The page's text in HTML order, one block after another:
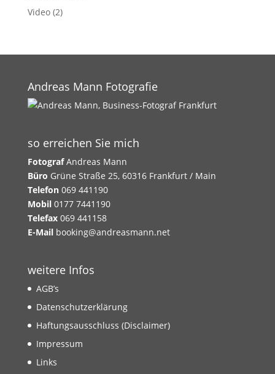
Video(2)
Andreas Mann Fotografie
so erreichen Sie mich
FotografAndreas Mann
Büro Grüne Straße 25, 60316 Frankfurt / Main
Telefon069 441190
Mobil0177 7441190
Telefax069 441158
E-Mail booking@andreasmann.net
weitere Infos
AGB’s
Datenschutzerklärung
Haftungsausschluss (Disclaimer)
Impressum
Links